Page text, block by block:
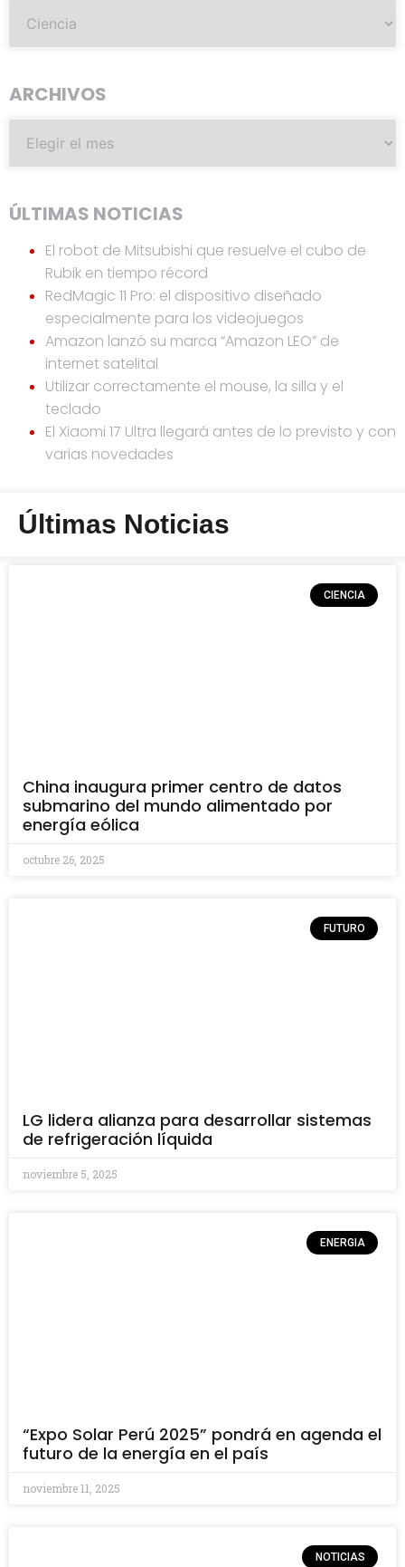
ARCHIVOS
ÚLTIMAS NOTICIAS
El robot de Mitsubishi que resuelve el cubo de
Rubik en tiempo récord
RedMagic 11 Pro: el dispositivo diseñado
especialmente para los videojuegos
Amazon lanzó su marca “Amazon LEO” de
internet satelital
Utilizar correctamente el mouse, la silla y el
teclado
El Xiaomi 17 Ultra llegará antes de lo previsto y con
varias novedades
Últimas Noticias
CIENCIA
China inaugura primer centro de datos
submarino del mundo alimentado por
energía eólica
octubre 26, 2025
FUTURO
LG lidera alianza para desarrollar sistemas
de refrigeración líquida
noviembre 5, 2025
ENERGIA
“Expo Solar Perú 2025” pondrá en agenda el
futuro de la energía en el país
noviembre 11, 2025
NOTICIAS